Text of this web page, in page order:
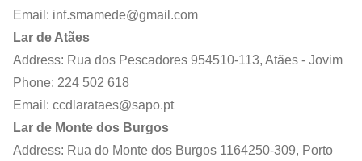
Email: inf.smamede@gmail.com
Lar de Atães
Address: Rua dos Pescadores 954510-113, Atães - Jovim
Phone: 224 502 618
Email: ccdlarataes@sapo.pt
Lar de Monte dos Burgos
Address: Rua do Monte dos Burgos 1164250-309, Porto